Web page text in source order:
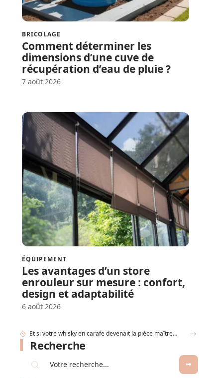
BRICOLAGE
Comment déterminer les
dimensions d’une cuve de
récupération d’eau de pluie ?
7 août 2026
ÉQUIPEMENT
Les avantages d’un store
enrouleur sur mesure : confort,
design et adaptabilité
6 août 2026
Et si votre whisky en carafe devenait la pièce maîtresse de votre salon ?
Recherche